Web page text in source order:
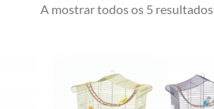
A mostrar todos os 5 resultados